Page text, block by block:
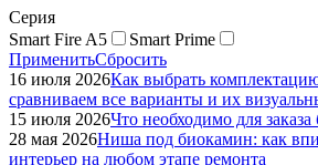
Серия
Smart Fire A5
Smart Prime
ПрименитьСбросить
16 июля 2026Как выбрать
сравниваем все варианты и их
15 июля 2026Что необходимо для
28 мая 2026Ниша под биокамин: как
интерьер на любом этапе ремонта